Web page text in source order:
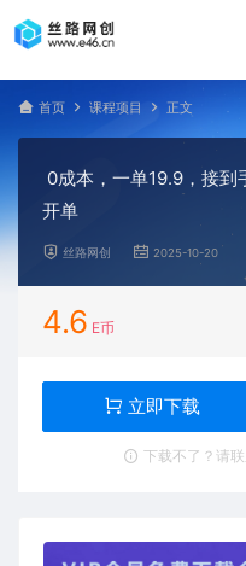
首页 课程项目 正文
0成本，一单19.9，接
开单
丝路网创 2025-10-20
4.6 E币
立即下载
下载不了？请